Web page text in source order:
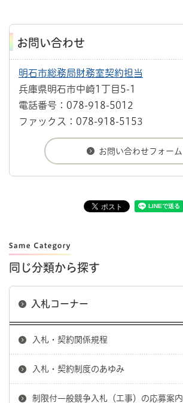
お問い合わせ
明石市総務局財務室契約担当
兵庫県明石市中崎1丁目5-1
電話番号：078-918-5012
ファックス：078-918-5153
同じ分類から探す
入札コーナー
入札・契約関係規程
入札・契約制度のあゆみ
制限付一般競争入札（工事）の応募案内